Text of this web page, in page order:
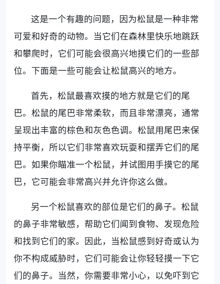
这是一个有趣的问题，因为松鼠是一种非常
可爱和好奇的动物。当它们在森林里快乐地跳跃
和攀爬时，它们可能会很高兴地摸它们的一些部
位。下面是一些可能会让松鼠高兴的地方。
首先，松鼠最喜欢摸的地方就是它们的尾
巴。松鼠的尾巴非常柔软，而且非常漂亮，通常
呈现出丰富的棕色和灰色色调。松鼠用尾巴来保
持平衡，所以它们非常喜欢玩耍和摆弄它们的尾
巴。如果你瞄准一个松鼠，并试图用手摸它的尾
巴，它可能会非常高兴并允许你这么做。
另一个松鼠喜欢的部位是它们的鼻子。松鼠
的鼻子非常敏感，帮助它们闻到食物、发现危险
和找到它们的家。因此，当松鼠感到好奇或认为
你不构成威胁时，它们可能会让你轻轻摸一下它
们的鼻子。当然，你需要非常小心，以免吓到它